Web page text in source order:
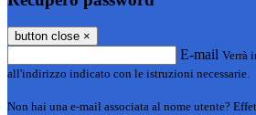
button close ×
E-mail Verrà
all'indirizzo indicato con le istruzioni necessarie.
Non hai una e-mail associata al nome utente?